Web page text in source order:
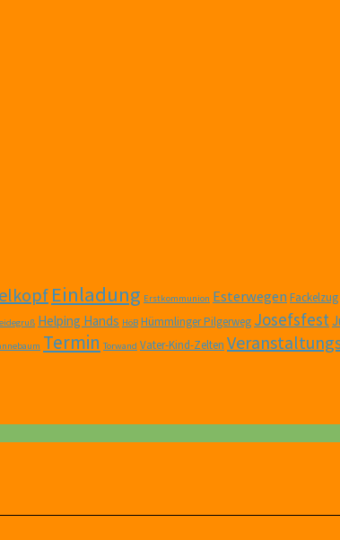
Einladung Erstkommunion Esterwegen Fackelzug
Helping Hands HöB Hümmlinger Pilgerweg Josefsfest
Termin Torwand Vater-Kind-Zelten